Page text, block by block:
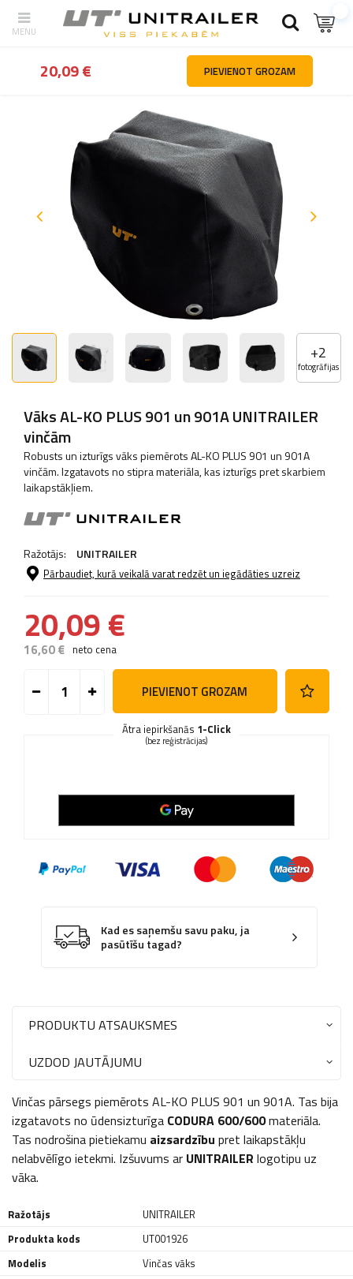
Atpakaļ Mājas Piekabes daļas un piederumi Piekabju piederumi
+2
fotogrāfijas
Vāks AL-KO PLUS 901 un 901A UNITRAILER
vinčām
Robusts un izturīgs vāks piemērots AL-KO PLUS 901 un 901A
vinčām. Izgatavots no stipra materiāla, kas izturīgs pret skarbiem
laikapstākļiem.
Ražotājs: UNITRAILER
Pārbaudiet, kurā veikalā varat redzēt un iegādāties uzreiz
20,09 €
16,60 € neto cena
PIEVIENOT GROZAM
Ātra iepirkšanās 1-Click
(bez reģistrācijas)
Kad es saņemšu savu paku, ja
pasūtīšu tagad?
20,09 € PIEVIENOT GROZAM
PRODUKTU ATSAUKSMES
UZDOD JAUTĀJUMU
Vinčas pārsegs piemērots AL-KO PLUS 901 un 901A. Tas bija
izgatavots no ūdensizturīga CODURA 600/600materiāla.
Tas nodrošina pietiekamu aizsardzību pret laikapstākļu
nelabvēlīgo ietekmi. Izšuvums ar UNITRAILER logotipu uz
vāka.
Ražotājs
UNITRAILER
Produkta kods
UT001926
Modelis
Vinčas vāks